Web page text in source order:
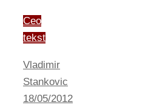
Ceo
tekst
Vladimir
Stankovic
18/05/2012